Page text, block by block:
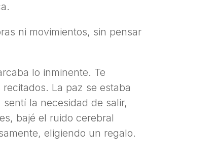
ni movimientos, sin pensar
lo inminente. Te
La paz se estaba
la necesidad de salir,
bajé el ruido cerebral
eligiendo un regalo.